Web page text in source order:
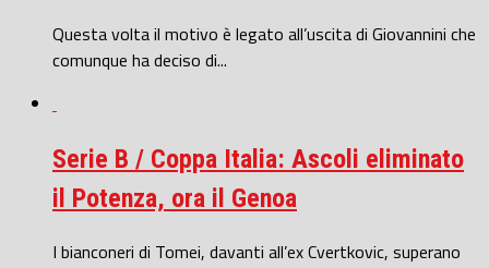
Questa volta il motivo è legato all’uscita di Giovannini che
comunque ha deciso di...
Serie B / Coppa Italia: Ascoli eliminato
il Potenza, ora il Genoa
I bianconeri di Tomei, davanti all’ex Cvertkovic, superano